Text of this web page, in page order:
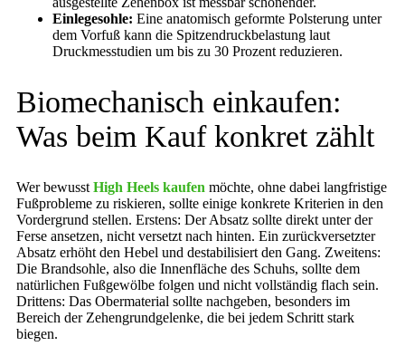
Einlegesohle: Eine anatomisch geformte Polsterung unter
dem Vorfuß kann die Spitzendruckbelastung laut
Druckmesstudien um bis zu 30 Prozent reduzieren.
Biomechanisch einkaufen:
Was beim Kauf konkret zählt
Wer bewusst High Heels kaufen möchte, ohne dabei langfristige
Fußprobleme zu riskieren, sollte einige konkrete Kriterien in den
Vordergrund stellen. Erstens: Der Absatz sollte direkt unter der
Ferse ansetzen, nicht versetzt nach hinten. Ein zurückversetzter
Absatz erhöht den Hebel und destabilisiert den Gang. Zweitens:
Die Brandsohle, also die Innenfläche des Schuhs, sollte dem
natürlichen Fußgewölbe folgen und nicht vollständig flach sein.
Drittens: Das Obermaterial sollte nachgeben, besonders im
Bereich der Zehengrundgelenke, die bei jedem Schritt stark
biegen.